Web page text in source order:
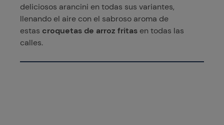
deliciosos arancini en todas sus variantes,
llenando el aire con el sabroso aroma de
estas croquetas de arroz fritas en todas las
calles.